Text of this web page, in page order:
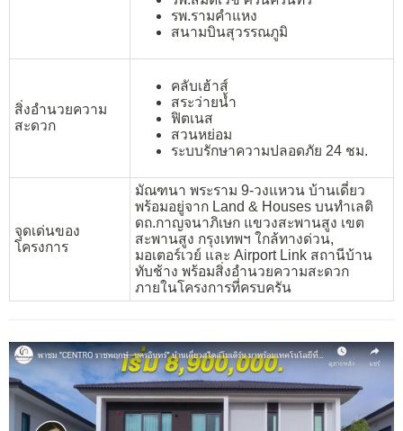
รพ.รามคำแหง
สนามบินสุวรรณภูมิ
สิ่งอำนวยความ
สะดวก
คลับเฮ้าส์
สระว่ายน้ำ
ฟิตเนส
สวนหย่อม
ระบบรักษาความปลอดภัย 24 ชม.
จุดเด่นของ
โครงการ
มัณฑนา พระราม 9-วงแหวน บ้านเดี่ยว
พร้อมอยู่จาก Land & Houses บนทำเลติ
ดถ.กาญจนาภิเษก แขวงสะพานสูง เขต
สะพานสูง กรุงเทพฯ ใกล้ทางด่วน,
มอเตอร์เวย์ และ Airport Link สถานีบ้าน
ทับช้าง พร้อมสิ่งอำนวยความสะดวก
ภายในโครงการที่ครบครัน